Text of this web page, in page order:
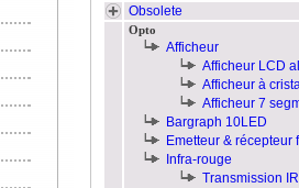
Obsolete
Opto
Afficheur
Afficheur LCD
Afficheur à
Afficheur 7
Bargraph 10LED
Emetteur & récepteur
Infra-rouge
Transmission IR